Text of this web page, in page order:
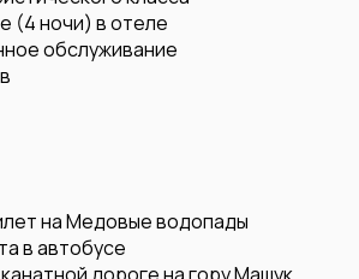
(4 ночи) в отеле
обслуживание
на Медовые водопады
в автобусе
дороге на гору Машук